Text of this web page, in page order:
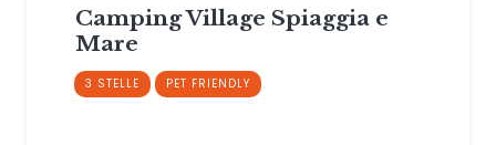
Camping Village Spiaggia e
Mare
3 STELLE PET FRIENDLY